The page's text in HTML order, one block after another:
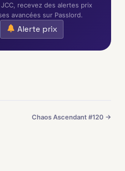
recevez des alertes prix
avancées sur Passlord.
Alerte prix
Chaos Ascendant #120 →